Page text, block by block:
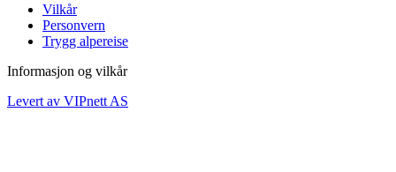
Vilkår
Personvern
Trygg alpereise
Informasjon og vilkår
Levert av VIPnett AS